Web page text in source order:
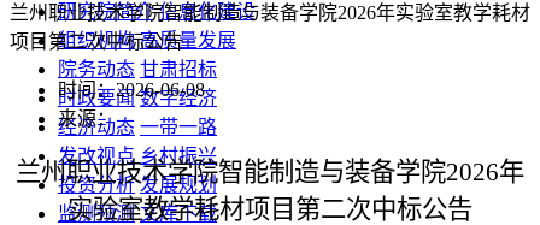
研究院简介 信息化建设
组织机构 高质量发展
院务动态 甘肃招标
时政要闻 数字经济
经济动态 一带一路
发改视点 乡村振兴
投资分析 发展规划
监测预测 文库下载
兰州职业技术学院智能制造与装备学院2026年实验室教学耗材
项目第二次中标公告
时间：2026-06-08
来源：
兰州职业技术学院智能制造与装备学院2026年
实验室教学耗材项目第二次中标公告